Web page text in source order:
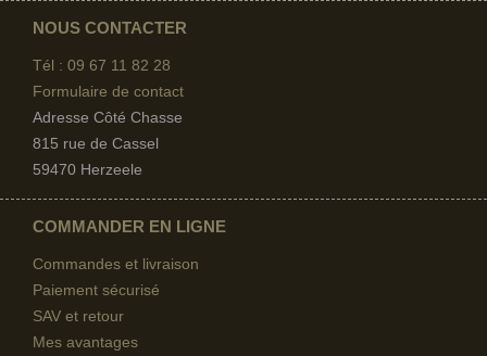
NOUS CONTACTER
Tél : 09 67 11 82 28
Formulaire de contact
Adresse Côté Chasse
815 rue de Cassel
59470 Herzeele
COMMANDER EN LIGNE
Commandes et livraison
Paiement sécurisé
SAV et retour
Mes avantages